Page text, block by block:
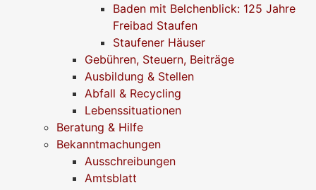
Baden mit Belchenblick: 125 Jahre
Freibad Staufen
Staufener Häuser
Gebühren, Steuern, Beiträge
Ausbildung & Stellen
Abfall & Recycling
Lebenssituationen
Beratung & Hilfe
Bekanntmachungen
Ausschreibungen
Amtsblatt